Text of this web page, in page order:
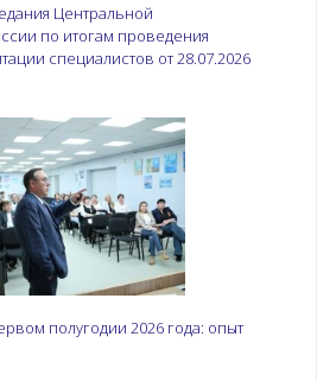
Центральной
по итогам проведения
специалистов от 28.07.2026
полугодии 2026 года: опыт